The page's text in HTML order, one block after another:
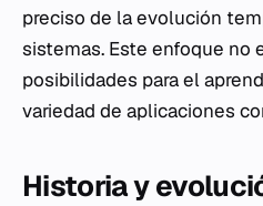
preciso de la evolución
sistemas. Este enfoque no
posibilidades para el
variedad de aplicaciones
Historia y